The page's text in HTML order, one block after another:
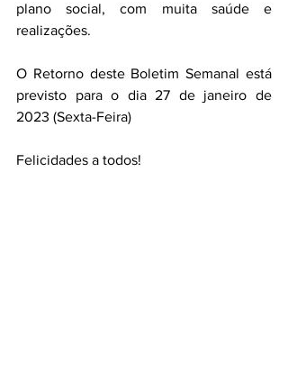
plano social, com muita saúde e
realizações.
O Retorno deste Boletim Semanal está
previsto para o dia 27 de janeiro de
2023 (Sexta-Feira)
Felicidades a todos!